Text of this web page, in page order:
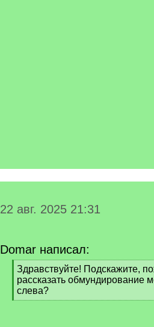
22 авг. 2025 21:31
Domar написал:
[
q
]
Здравствуйте! Подскажите,
рассказать обмундирование
слева?
[